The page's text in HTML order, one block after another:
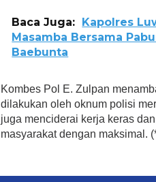
Baca Juga: Kapolres
Masamba Bersama
Baebunta
Kombes Pol E. Zulpan
dilakukan oleh oknum polisi
juga menciderai kerja keras
masyarakat dengan maksimal.